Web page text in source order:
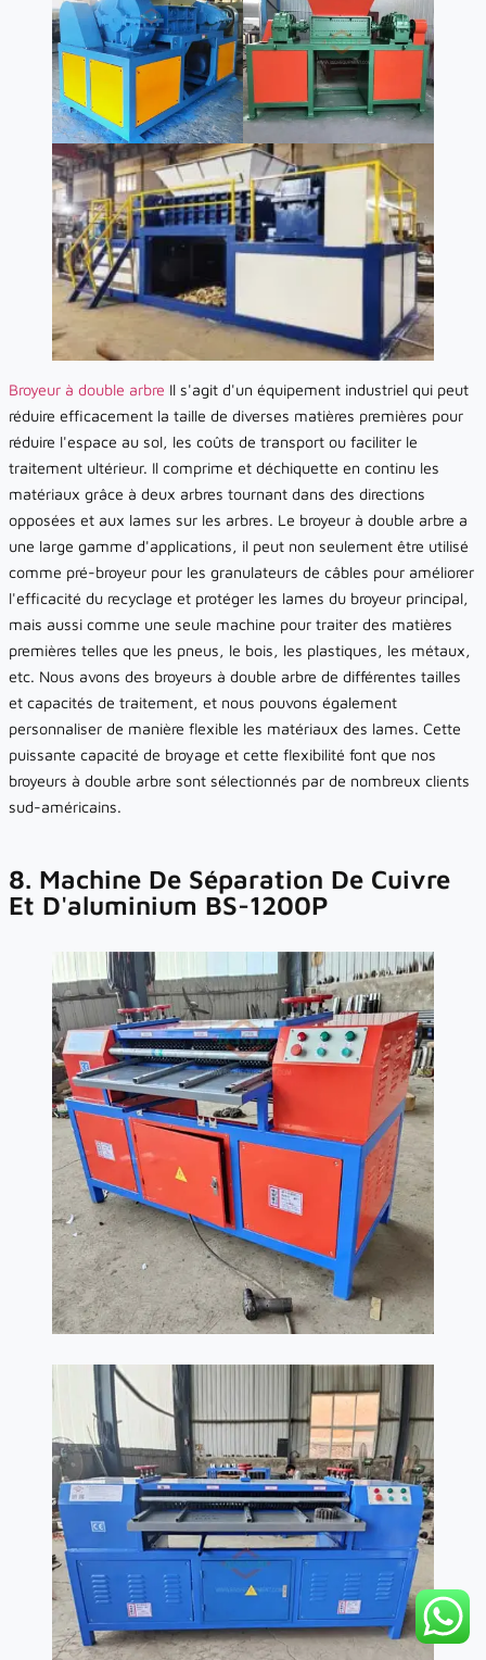
Broyeur à double arbre Il s'agit d'un équipement industriel qui peut
réduire efficacement la taille de diverses matières premières pour
réduire l'espace au sol, les coûts de transport ou faciliter le
traitement ultérieur. Il comprime et déchiquette en continu les
matériaux grâce à deux arbres tournant dans des directions
opposées et aux lames sur les arbres. Le broyeur à double arbre a
une large gamme d'applications, il peut non seulement être utilisé
comme pré-broyeur pour les granulateurs de câbles pour améliorer
l'efficacité du recyclage et protéger les lames du broyeur principal,
mais aussi comme une seule machine pour traiter des matières
premières telles que les pneus, le bois, les plastiques, les métaux,
etc. Nous avons des broyeurs à double arbre de différentes tailles
et capacités de traitement, et nous pouvons également
personnaliser de manière flexible les matériaux des lames. Cette
puissante capacité de broyage et cette flexibilité font que nos
broyeurs à double arbre sont sélectionnés par de nombreux clients
sud-américains.
8. Machine De Séparation De Cuivre
Et D'aluminium BS-1200P